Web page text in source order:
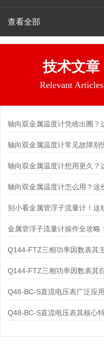
查看全部
技术文章
Relevant Articles